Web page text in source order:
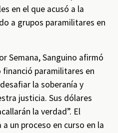
en el que acusó a la
a grupos paramilitares en
Semana, Sanguino afirmó
financió paramilitares en
la soberanía y
justicia. Sus dólares
la verdad”. El
un proceso en curso en la